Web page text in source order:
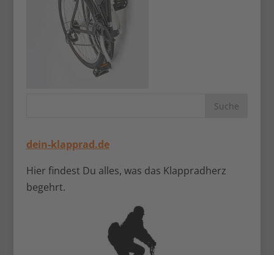
dein-klapprad.de
Hier findest Du alles, was das Klappradherz
begehrt.